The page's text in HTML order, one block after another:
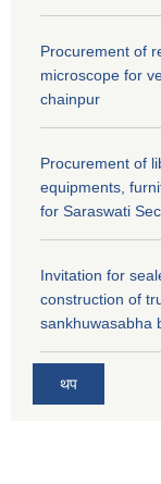
Procurement of
microscope for
chainpur
Procurement of
equipments,
for Saraswati
Invitation for
construction of
sankhuwasabha
थप